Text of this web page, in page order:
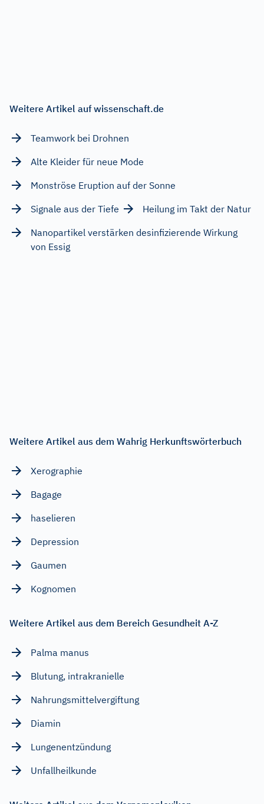
Weitere Artikel auf wissenschaft.de
Teamwork bei Drohnen
Alte Kleider für neue Mode
Monströse Eruption auf der Sonne
Signale aus der Tiefe
Heilung im Takt der Natur
Nanopartikel verstärken desinfizierende Wirkung
von Essig
Weitere Artikel aus dem Wahrig Herkunftswörterbuch
Xerographie
Bagage
haselieren
Depression
Gaumen
Kognomen
Weitere Artikel aus dem Bereich Gesundheit A-Z
Palma manus
Blutung, intrakranielle
Nahrungsmittelvergiftung
Diamin
Lungenentzündung
Unfallheilkunde